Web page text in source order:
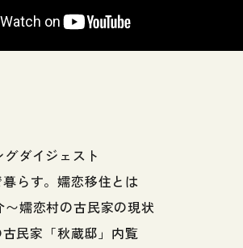
ダイジェスト
らす。嬬恋移住とは
〜嬬恋村の古民家の現状
古民家「秋蔵邸」内覧